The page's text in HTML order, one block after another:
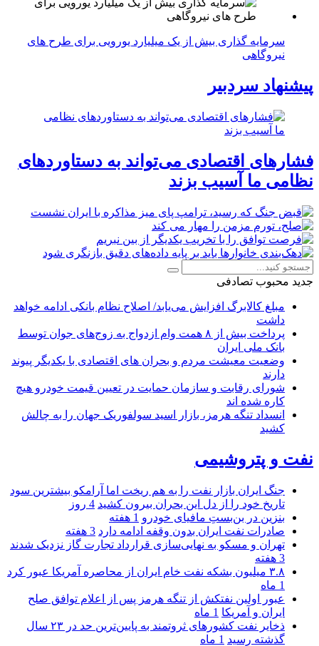
سرمایه گذاری بیش از یک میلیارد یورویی برای طرح های
نیروگاهی
پیشنهاد سردبیر
فشارهای اقتصادی می‌تواند به دستاوردهای
نظامی ما آسیب بزند
جدید محبوب تصادفی
مبلغ کالابرگ افزایش می‌یابد/ اصلاح نظام بانکی ادامه خواهد
داشت
پرداخت بیش از ۸ همت وام ازدواج به زوج‌های جوان توسط
بانک ملی ایران
وضعیت معیشت مردم و بحران های اقتصادی با یکدیگر پیوند
دارند
شورای رقابت و سازمان حمایت در تعیین قیمت خودرو هیچ
کاره شده اند
انسداد تنگه هرمز، بازار اسید سولفوریک جهان را به چالش
کشید
نفت و پتروشیمی
جنگ ایران بازار نفت را به هم ریخت اما آرامکو بیشترین سود
تاریخ خود را از دل این بحران بیرون کشید 4 روز
بنزین در بن‌بستِ مافیای خودرو 1 هفته
صادرات نفت ایران بدون وقفه ادامه دارد 3 هفته
تهران و مسکو به نهایی‌سازی قرارداد تجارت گاز نزدیک شدند
3 هفته
۳.۸ میلیون بشکه نفت خام ایران از محاصره آمریکا عبور کرد
1 ماه
عبور اولین نفتکش از تنگه هرمز پس از اعلام توافق صلح
ایران و آمریکا 1 ماه
ذخایر نفت کشورهای ثروتمند به پایین‌ترین حد در ۲۳ سال
گذشته رسید 1 ماه